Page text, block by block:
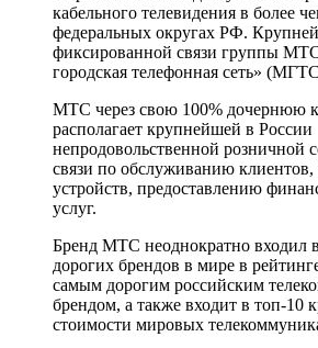
кабельного телевидения в более
федеральных округах РФ.
фиксированной связи группы
городская телефонная сеть»
МТС через свою 100% дочернюю
располагает крупнейшей в России
непродовольственной розничной
связи по обслуживанию
устройств, предоставлению
услуг.
Бренд МТС неоднократно входил
дорогих брендов в мире в
самым дорогим российским
брендом, а также входит в топ-10
стоимости мировых